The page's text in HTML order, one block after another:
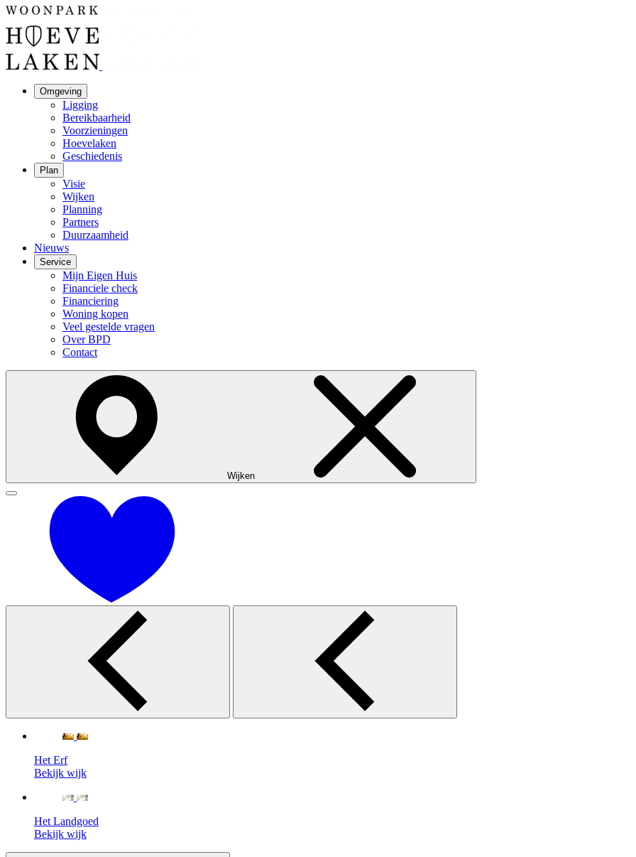
Omgeving
Ligging
Bereikbaarheid
Voorzieningen
Hoevelaken
Geschiedenis
Plan
Visie
Wijken
Planning
Partners
Duurzaamheid
Nieuws
Service
Mijn Eigen Huis
Financiele check
Financiering
Woning kopen
Veel gestelde vragen
Over BPD
Contact
Wijken
Het Erf
Bekijk wijk
Het Landgoed
Bekijk wijk